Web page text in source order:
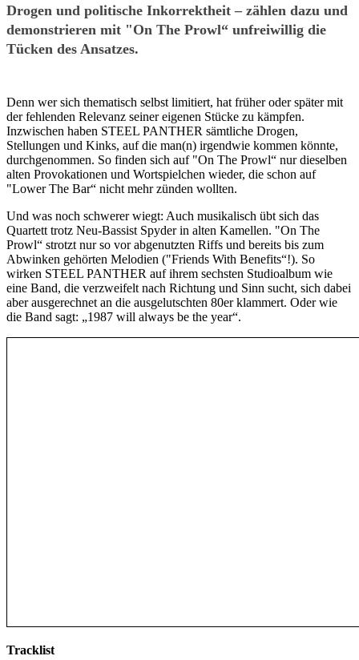
Drogen und politische Inkorrektheit – zählen dazu und
demonstrieren mit "On The Prowl“ unfreiwillig die
Tücken des Ansatzes.
Denn wer sich thematisch selbst limitiert, hat früher oder später mit
der fehlenden Relevanz seiner eigenen Stücke zu kämpfen.
Inzwischen haben STEEL PANTHER sämtliche Drogen,
Stellungen und Kinks, auf die man(n) irgendwie kommen könnte,
durchgenommen. So finden sich auf "On The Prowl“ nur dieselben
alten Provokationen und Wortspielchen wieder, die schon auf
"Lower The Bar“ nicht mehr zünden wollten.
Und was noch schwerer wiegt: Auch musikalisch übt sich das
Quartett trotz Neu-Bassist Spyder in alten Kamellen. "On The
Prowl“ strotzt nur so vor abgenutzten Riffs und bereits bis zum
Abwinken gehörten Melodien ("Friends With Benefits“!). So
wirken STEEL PANTHER auf ihrem sechsten Studioalbum wie
eine Band, die verzweifelt nach Richtung und Sinn sucht, sich dabei
aber ausgerechnet an die ausgelutschten 80er klammert. Oder wie
die Band sagt: „1987 will always be the year“.
Tracklist